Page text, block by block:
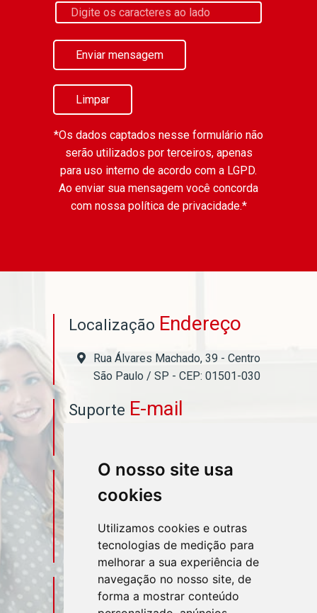
O nosso site usa
cookies
Utilizamos cookies e outras
tecnologias de medição para
melhorar a sua experiência de
navegação no nosso site, de
forma a mostrar conteúdo
Enviar mensagem
Limpar
*Os dados captados nesse formulário não
serão utilizados por terceiros, apenas
para uso interno de acordo com a LGPD.
Ao enviar sua mensagem você concorda
com nossa política de privacidade.*
Localização Endereço
Rua Álvares Machado, 39 - Centro
São Paulo / SP - CEP: 01501-030
Suporte E-mail
ContatoTelefone
(11) 95580-4449
RedesSociais